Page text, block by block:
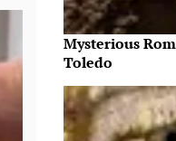
Mysterious
Toledo